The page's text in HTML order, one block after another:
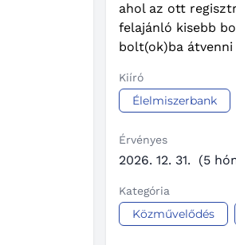
ahol az ott
felajánló kisebb
bolt(ok)ba
Kiíró
Élelmiszerbank
Érvényes
2026. 12. 31. (5
Kategória
Közművelődés